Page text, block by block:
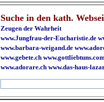
Suche in den kath.
Zeugen der Wahrheit
www.Jungfrau-der-Eucharistie.de
www.barbara-weigand.de
www.gebete.ch www.gottliebtuns.com
www.adorare.ch www.das-haus-